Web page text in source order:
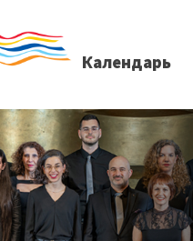
Календарь